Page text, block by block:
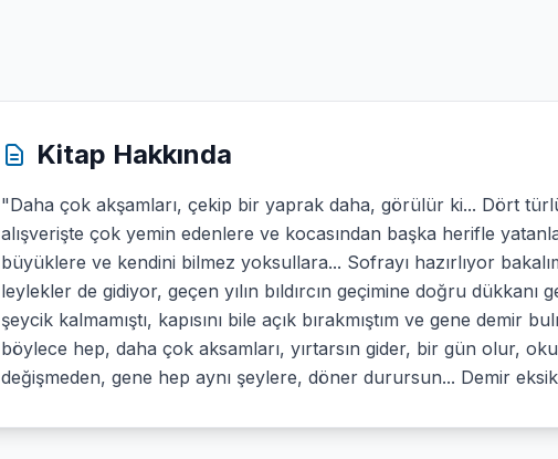
Kitap Hakkında
"Daha çok akşamları, çekip bir yaprak daha, görülür ki... Dört
alışverişte çok yemin edenlere ve kocasından başka herifle
büyüklere ve kendini bilmez yoksullara... Sofrayı hazırlıyor
leylekler de gidiyor, geçen yılın bıldırcın geçimine doğru
şeycik kalmamıştı, kapısını bile açık bırakmıştım ve gene demir
böylece hep, daha çok aksamları, yırtarsın gider, bir gün olur,
değişmeden, gene hep aynı şeylere, döner durursun... Demir